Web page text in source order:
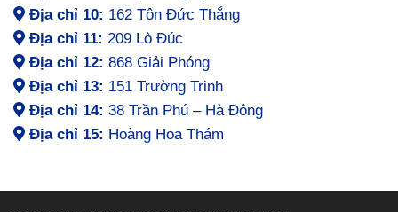
Địa chỉ 10: 162 Tôn Đức Thắng
Địa chỉ 11: 209 Lò Đúc
Địa chỉ 12: 868 Giải Phóng
Địa chỉ 13: 151 Trường Trinh
Địa chỉ 14: 38 Trần Phú – Hà Đông
Địa chỉ 15: Hoàng Hoa Thám